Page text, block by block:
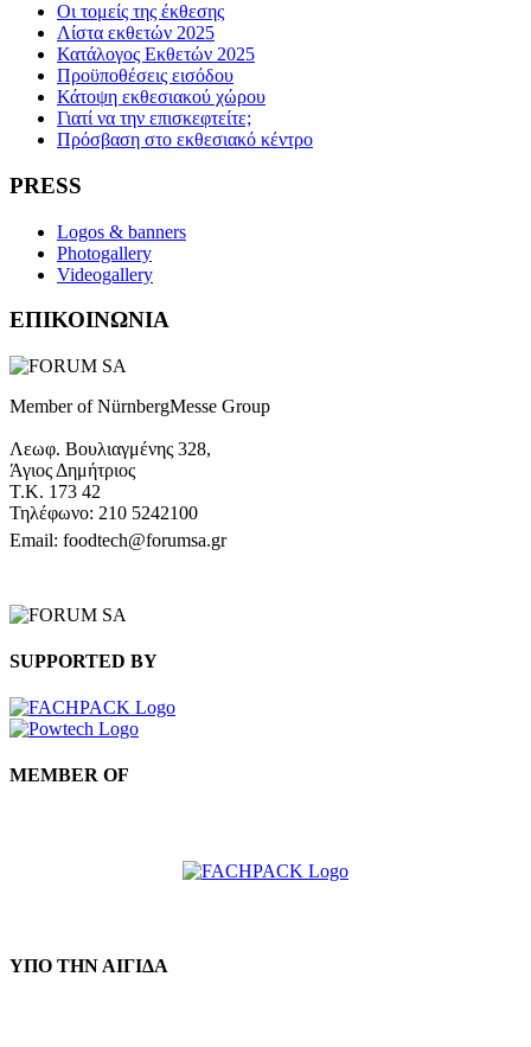
Οι τομείς της έκθεσης
Λίστα εκθετών 2025
Κατάλογος Εκθετών 2025
Προϋποθέσεις εισόδου
Κάτοψη εκθεσιακού χώρου
Γιατί να την επισκεφτείτε;
Πρόσβαση στο εκθεσιακό κέντρο
PRESS
Logos & banners
Photogallery
Videogallery
ΕΠΙΚΟΙΝΩΝΙΑ
Member of NürnbergMesse Group
Λεωφ. Βουλιαγμένης 328,
Άγιος Δημήτριος
Τ.Κ. 173 42
Τηλέφωνο: 210 5242100
Email: foodtech@forumsa.gr
SUPPORTED BY
MEMBER OF
ΥΠΟ ΤΗΝ ΑΙΓΙΔΑ